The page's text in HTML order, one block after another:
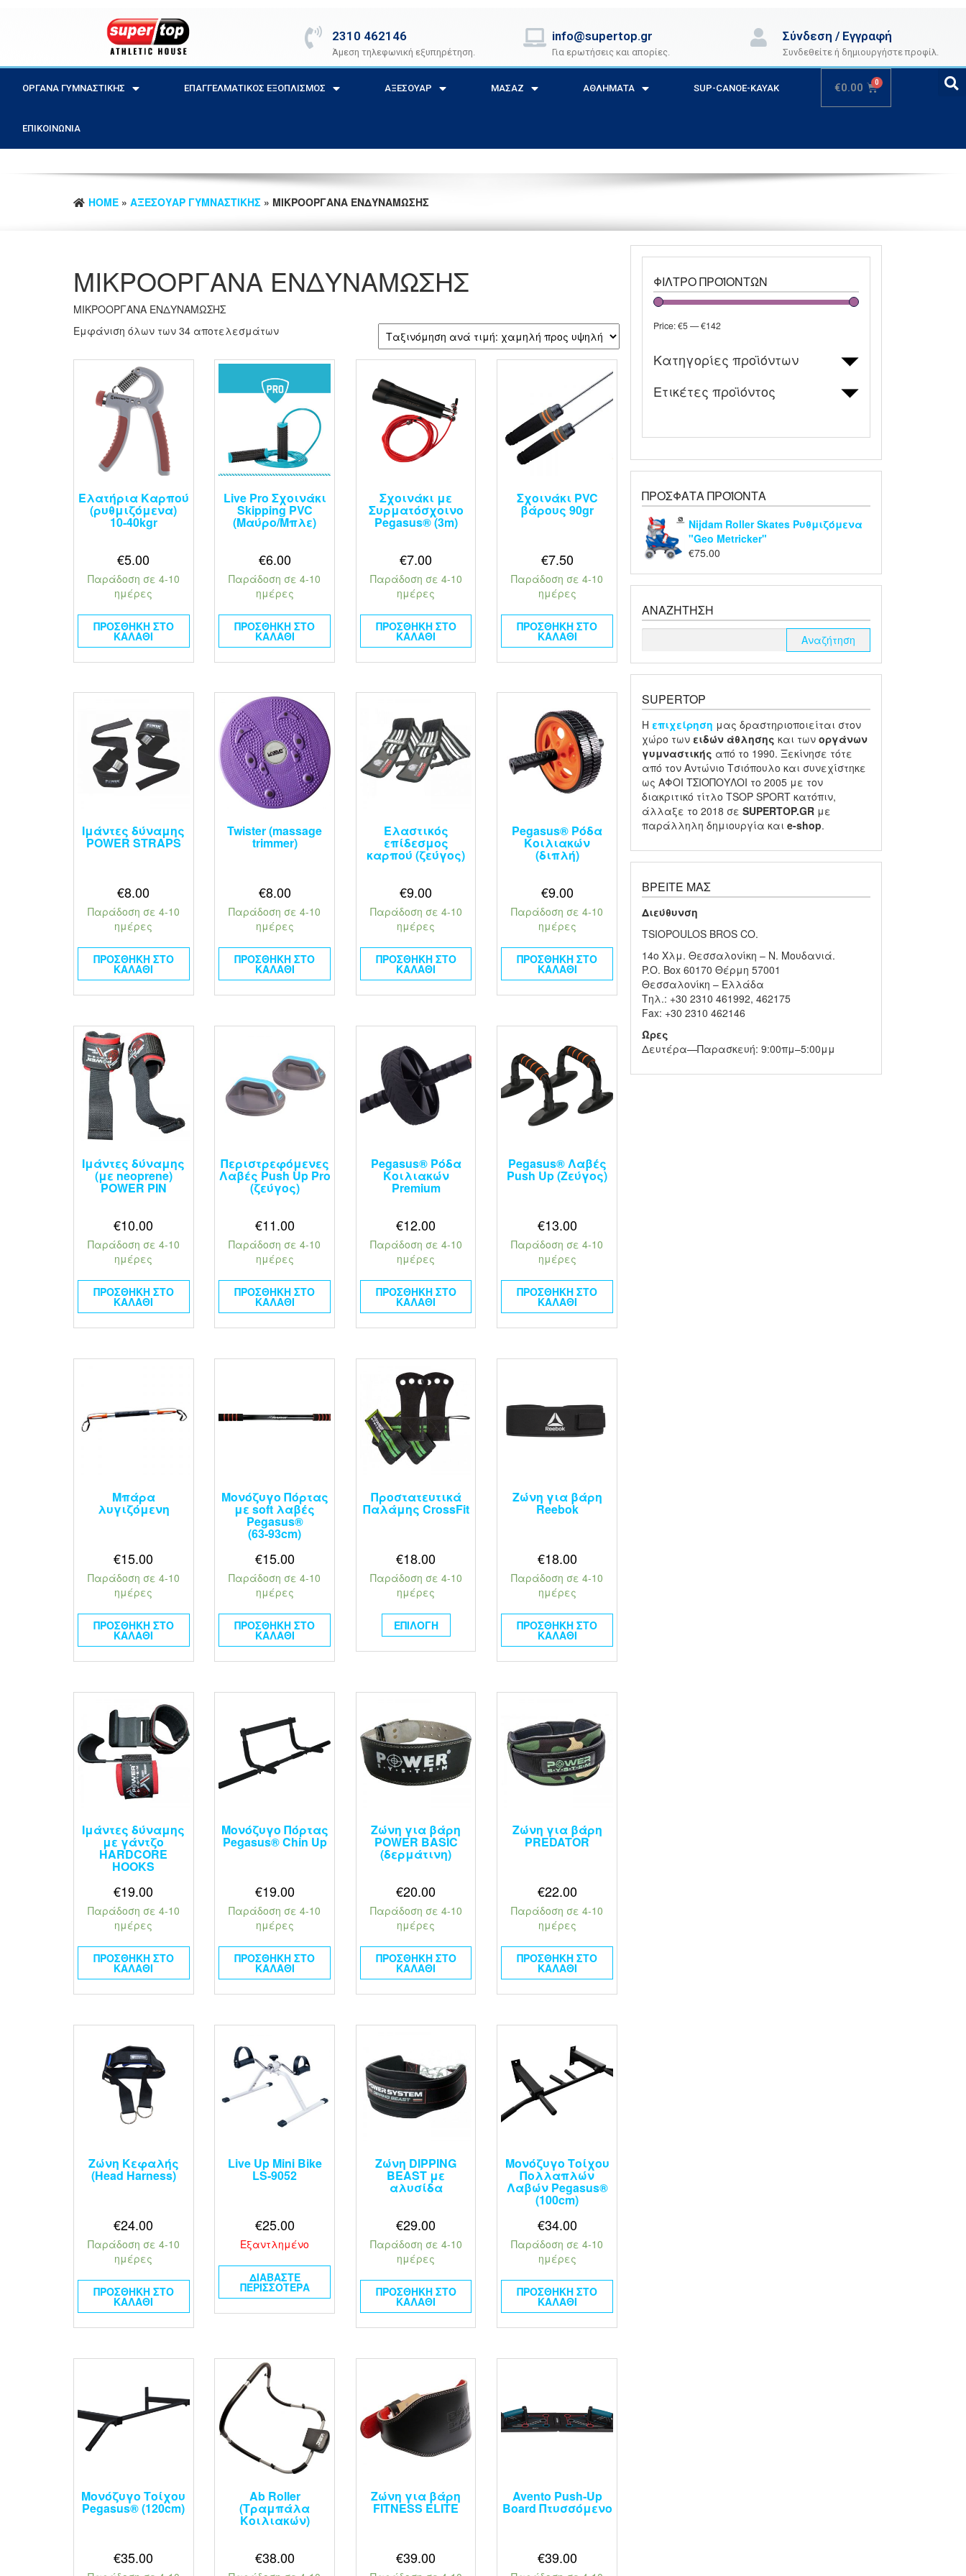
2310 462146
Άμεση τηλεφωνική εξυπηρέτηση.
info@supertop.gr
Για ερωτήσεις και απορίες.
Σύνδεση / Εγγραφή
Συνδεθείτε ή δημιουργήστε προφίλ.
ΟΡΓΑΝΑ ΓΥΜΝΑΣΤΙΚΗΣ ΕΠΑΓΓΕΛΜΑΤΙΚΟΣ ΕΞΟΠΛΙΣΜΟΣ ΑΞΕΣΟΥΑΡ ΜΑΣΑΖ ΑΘΛΗΜΑΤΑ SUP-CANOE-KAYAK
ΕΠΙΚΟΙΝΩΝΊΑ
€0.00
HOME » ΑΞΕΣΟΥΑΡ ΓΥΜΝΑΣΤΙΚΗΣ » ΜΙΚΡΟΟΡΓΑΝΑ ΕΝΔΥΝΑΜΩΣΗΣ
ΜΙΚΡΟΟΡΓΑΝΑ ΕΝΔΥΝΑΜΩΣΗΣ
ΜΙΚΡΟΟΡΓΑΝΑ ΕΝΔΥΝΑΜΩΣΗΣ
Εμφάνιση όλων των 34 αποτελεσμάτων
Ελατήρια Καρπού
(ρυθμιζόμενα)
10‑40kgr
€5.00
Παράδοση σε 4-10
ημέρες
ΠΡΟΣΘΉΚΗ ΣΤΟ
ΚΑΛΆΘΙ
Live Pro Σχοινάκι
Skipping PVC
(Μαύρο/Μπλε)
€6.00
Παράδοση σε 4-10
ημέρες
ΠΡΟΣΘΉΚΗ ΣΤΟ
ΚΑΛΆΘΙ
Σχοινάκι με
Συρματόσχοινο
Pegasus® (3m)
€7.00
Παράδοση σε 4-10
ημέρες
ΠΡΟΣΘΉΚΗ ΣΤΟ
ΚΑΛΆΘΙ
Σχοινάκι PVC
βάρους 90gr
€7.50
Παράδοση σε 4-10
ημέρες
ΠΡΟΣΘΉΚΗ ΣΤΟ
ΚΑΛΆΘΙ
Ιμάντες δύναμης
POWER STRAPS
€8.00
Παράδοση σε 4-10
ημέρες
ΠΡΟΣΘΉΚΗ ΣΤΟ
ΚΑΛΆΘΙ
Twister (massage
trimmer)
€8.00
Παράδοση σε 4-10
ημέρες
ΠΡΟΣΘΉΚΗ ΣΤΟ
ΚΑΛΆΘΙ
Ελαστικός
επίδεσμος
καρπού (ζεύγος)
€9.00
Παράδοση σε 4-10
ημέρες
ΠΡΟΣΘΉΚΗ ΣΤΟ
ΚΑΛΆΘΙ
Pegasus® Ρόδα
Κοιλιακών
(διπλή)
€9.00
Παράδοση σε 4-10
ημέρες
ΠΡΟΣΘΉΚΗ ΣΤΟ
ΚΑΛΆΘΙ
Ιμάντες δύναμης
(με neoprene)
POWER PIN
€10.00
Παράδοση σε 4-10
ημέρες
ΠΡΟΣΘΉΚΗ ΣΤΟ
ΚΑΛΆΘΙ
Περιστρεφόμενες
Λαβές Push Up Pro
(ζεύγος)
€11.00
Παράδοση σε 4-10
ημέρες
ΠΡΟΣΘΉΚΗ ΣΤΟ
ΚΑΛΆΘΙ
Pegasus® Ρόδα
Κοιλιακών
Premium
€12.00
Παράδοση σε 4-10
ημέρες
ΠΡΟΣΘΉΚΗ ΣΤΟ
ΚΑΛΆΘΙ
Pegasus® Λαβές
Push Up (Ζεύγος)
€13.00
Παράδοση σε 4-10
ημέρες
ΠΡΟΣΘΉΚΗ ΣΤΟ
ΚΑΛΆΘΙ
Μπάρα
λυγιζόμενη
€15.00
Παράδοση σε 4-10
ημέρες
ΠΡΟΣΘΉΚΗ ΣΤΟ
ΚΑΛΆΘΙ
Μονόζυγο Πόρτας
με soft λαβές
Pegasus®
(63‑93cm)
€15.00
Παράδοση σε 4-10
ημέρες
ΠΡΟΣΘΉΚΗ ΣΤΟ
ΚΑΛΆΘΙ
Προστατευτικά
Παλάμης CrossFit
€18.00
Παράδοση σε 4-10
ημέρες
ΕΠΙΛΟΓΉ
Ζώνη για βάρη
Reebok
€18.00
Παράδοση σε 4-10
ημέρες
ΠΡΟΣΘΉΚΗ ΣΤΟ
ΚΑΛΆΘΙ
Ιμάντες δύναμης
με γάντζο
HARDCORE
HOOKS
€19.00
Παράδοση σε 4-10
ημέρες
ΠΡΟΣΘΉΚΗ ΣΤΟ
ΚΑΛΆΘΙ
Μονόζυγο Πόρτας
Pegasus® Chin Up
€19.00
Παράδοση σε 4-10
ημέρες
ΠΡΟΣΘΉΚΗ ΣΤΟ
ΚΑΛΆΘΙ
Ζώνη για βάρη
POWER BASIC
(δερμάτινη)
€20.00
Παράδοση σε 4-10
ημέρες
ΠΡΟΣΘΉΚΗ ΣΤΟ
ΚΑΛΆΘΙ
Ζώνη για βάρη
PREDATOR
€22.00
Παράδοση σε 4-10
ημέρες
ΠΡΟΣΘΉΚΗ ΣΤΟ
ΚΑΛΆΘΙ
Ζώνη Κεφαλής
(Head Harness)
€24.00
Παράδοση σε 4-10
ημέρες
ΠΡΟΣΘΉΚΗ ΣΤΟ
ΚΑΛΆΘΙ
Live Up Mini Bike
LS‑9052
€25.00
Εξαντλημένο
ΔΙΑΒΆΣΤΕ
ΠΕΡΙΣΣΌΤΕΡΑ
Ζώνη DIPPING
BEAST με
αλυσίδα
€29.00
Παράδοση σε 4-10
ημέρες
ΠΡΟΣΘΉΚΗ ΣΤΟ
ΚΑΛΆΘΙ
Μονόζυγο Τοίχου
Πολλαπλών
Λαβών Pegasus®
(100cm)
€34.00
Παράδοση σε 4-10
ημέρες
ΠΡΟΣΘΉΚΗ ΣΤΟ
ΚΑΛΆΘΙ
Μονόζυγο Τοίχου
Pegasus® (120cm)
€35.00
Ab Roller
(Τραμπάλα
Κοιλιακών)
€38.00
Ζώνη για βάρη
FITNESS ELITE
€39.00
Avento Push‑Up
Board Πτυσσόμενο
€39.00
ΦΊΛΤΡΟ ΠΡΟΪΌΝΤΩΝ
Price:€5—€142
Κατηγορίες προϊόντων
Ετικέτες προϊόντος
ΠΡΌΣΦΑΤΑ ΠΡΟΪΌΝΤΑ
Nijdam Roller Skates Ρυθμιζόμενα
"Geo Metricker"
€75.00
ΑΝΑΖΉΤΗΣΗ
SUPERTOP
H επιχείρηση μας δραστηριοποιείται στον
χώρο των ειδών άθλησης και των οργάνων
γυμναστικής από το 1990. Ξεκίνησε τότε
από τον Αντώνιο Τσιόπουλο και συνεχίστηκε
ως ΑΦΟΙ ΤΣΙΟΠΟΥΛΟΙ το 2005 με τον
διακριτικό τίτλο TSOP SPORT κατόπιν,
άλλαξε το 2018 σε SUPERTOP.GR με
παράλληλη δημιουργία και e-shop.
ΒΡΕΊΤΕ ΜΑΣ
Διεύθυνση
TSIOPOULOS BROS CO.
14ο Χλμ. Θεσσαλονίκη – Ν. Μουδανιά.
P.O. Box 60170 Θέρμη 57001
Θεσσαλονίκη – Ελλάδα
Τηλ.: +30 2310 461992, 462175
Fax: +30 2310 462146
Ώρες
Δευτέρα—Παρασκευή: 9:00πμ–5:00μμ